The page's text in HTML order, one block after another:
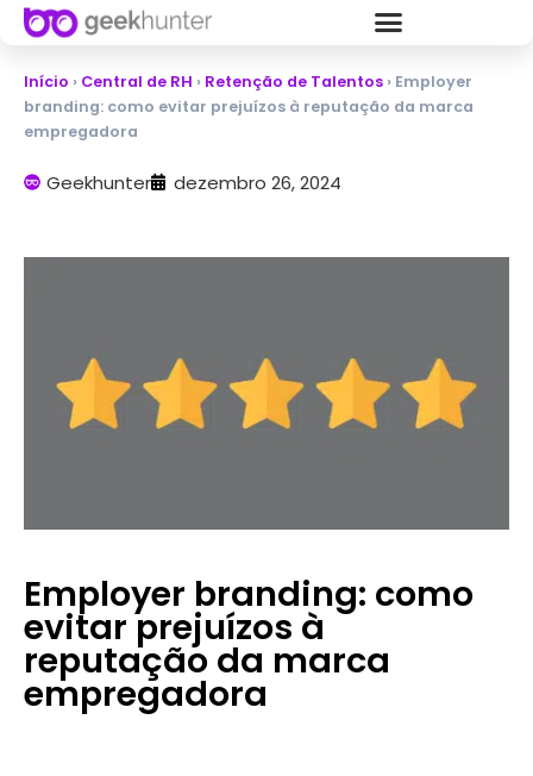
Início › Central de RH › Retenção de Talentos › Employer
branding: como evitar prejuízos à reputação da marca
empregadora
Geekhunter dezembro 26, 2024
Employer branding: como
evitar prejuízos à
reputação da marca
empregadora